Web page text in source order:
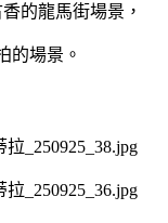
的龍馬街場景，
的場景。